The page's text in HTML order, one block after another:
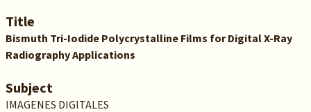
Title
Bismuth Tri-Iodide Polycrystalline Films for Digital X-Ray
Radiography Applications
Subject
IMAGENES DIGITALES